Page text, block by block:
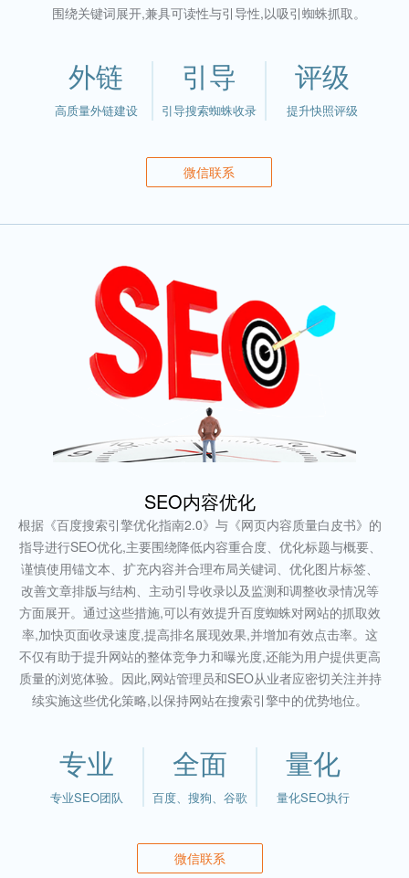
围绕关键词展开,兼具可读性与引导性,以吸引蜘蛛抓取。
外链
高质量外链建设
引导
引导搜索蜘蛛收录
评级
提升快照评级
微信联系
SEO内容优化
根据《百度搜索引擎优化指南2.0》与《网页内容质量白皮书》的
指导进行SEO优化,主要围绕降低内容重合度、优化标题与概要、
谨慎使用锚文本、扩充内容并合理布局关键词、优化图片标签、
改善文章排版与结构、主动引导收录以及监测和调整收录情况等
方面展开。通过这些措施,可以有效提升百度蜘蛛对网站的抓取效
率,加快页面收录速度,提高排名展现效果,并增加有效点击率。这
不仅有助于提升网站的整体竞争力和曝光度,还能为用户提供更高
质量的浏览体验。因此,网站管理员和SEO从业者应密切关注并持
续实施这些优化策略,以保持网站在搜索引擎中的优势地位。
专业
专业SEO团队
全面
百度、搜狗、谷歌
量化
量化SEO执行
微信联系